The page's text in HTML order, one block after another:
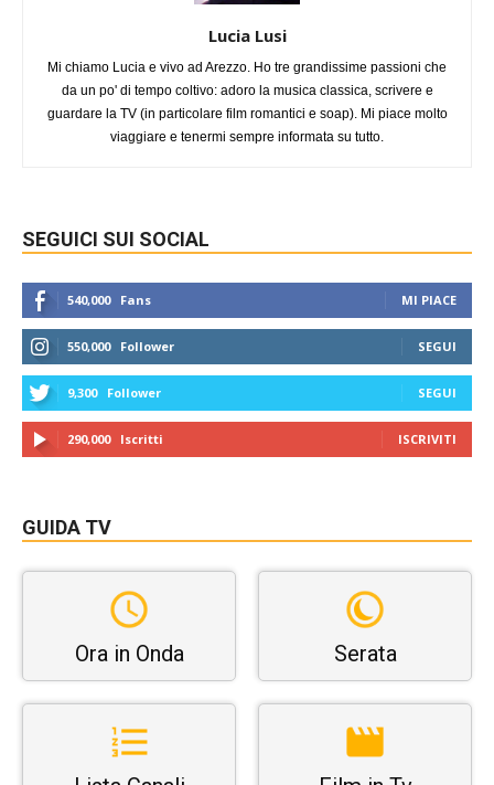
Lucia Lusi
Mi chiamo Lucia e vivo ad Arezzo. Ho tre grandissime passioni che
da un po' di tempo coltivo: adoro la musica classica, scrivere e
guardare la TV (in particolare film romantici e soap). Mi piace molto
viaggiare e tenermi sempre informata su tutto.
SEGUICI SUI SOCIAL
540,000 Fans MI PIACE
550,000 Follower SEGUI
9,300 Follower SEGUI
290,000 Iscritti ISCRIVITI
GUIDA TV
Ora in Onda Serata